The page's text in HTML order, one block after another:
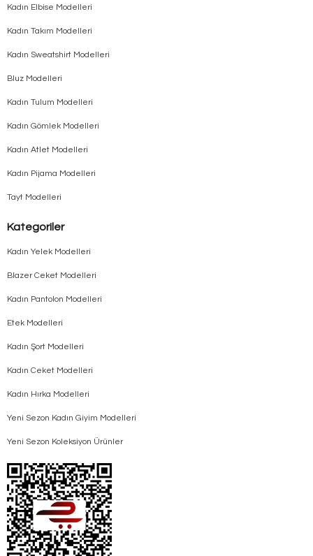
Kadın Elbise Modelleri
Kadın Takım Modelleri
Kadın Sweatshirt Modelleri
Bluz Modelleri
Kadın Tulum Modelleri
Kadın Gömlek Modelleri
Kadın Atlet Modelleri
Kadın Pijama Modelleri
Tayt Modelleri
Kategoriler
Kadın Yelek Modelleri
Blazer Ceket Modelleri
Kadın Pantolon Modelleri
Etek Modelleri
Kadın Şort Modelleri
Kadın Ceket Modelleri
Kadın Hırka Modelleri
Yeni Sezon Kadın Giyim Modelleri
Yeni Sezon Koleksiyon Ürünler